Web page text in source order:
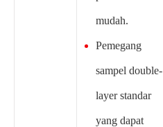
mudah.
Pemegang
sampel double-
layer standar
yang dapat